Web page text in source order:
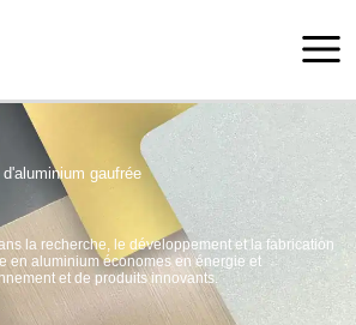
gaufrée
la recherche, le développement et la fabrication
en aluminium économes en énergie et
et de produits innovants.